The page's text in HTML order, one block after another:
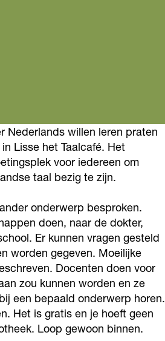
Nederlands willen leren praten
Lisse het Taalcafé. Het
voor iedereen om
taal bezig te zijn.
onderwerp besproken.
doen, naar de dokter,
Er kunnen vragen gesteld
worden gegeven. Moeilijke
Docenten doen voor
zou kunnen worden en ze
een bepaald onderwerp horen.
Het is gratis en je hoeft geen
Loop gewoon binnen.